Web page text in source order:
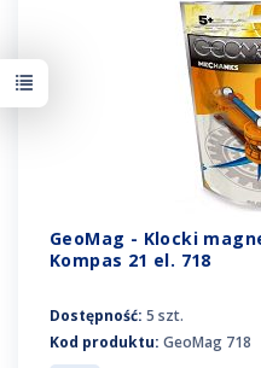
GeoMag - Klocki
Kompas 21 el. 718
Dostępność: 5 szt.
Kod produktu: GeoMag 718